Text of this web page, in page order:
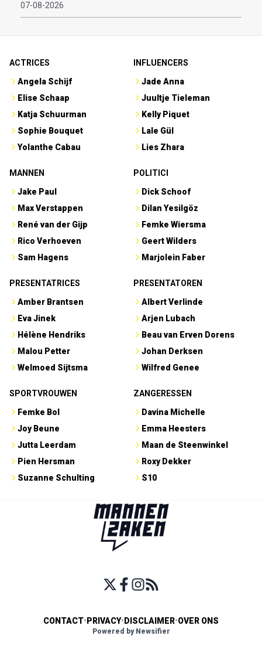
07-08-2026
ACTRICES
Angela Schijf
Elise Schaap
Katja Schuurman
Sophie Bouquet
Yolanthe Cabau
INFLUENCERS
Jade Anna
Juultje Tieleman
Kelly Piquet
Lale Gül
Lies Zhara
MANNEN
Jake Paul
Max Verstappen
René van der Gijp
Rico Verhoeven
Sam Hagens
POLITICI
Dick Schoof
Dilan Yesilgöz
Femke Wiersma
Geert Wilders
Marjolein Faber
PRESENTATRICES
Amber Brantsen
Eva Jinek
Hélène Hendriks
Malou Petter
Welmoed Sijtsma
PRESENTATOREN
Albert Verlinde
Arjen Lubach
Beau van Erven Dorens
Johan Derksen
Wilfred Genee
SPORTVROUWEN
Femke Bol
Joy Beune
Jutta Leerdam
Pien Hersman
Suzanne Schulting
ZANGERESSEN
Davina Michelle
Emma Heesters
Maan de Steenwinkel
Roxy Dekker
S10
CONTACT• PRIVACY• DISCLAIMER•OVER ONS
Powered by Newsifier